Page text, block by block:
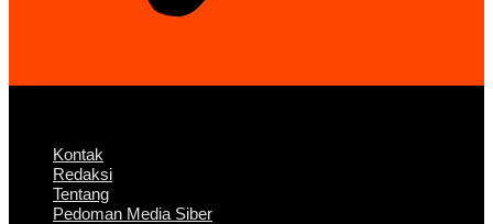
Kontak
Redaksi
Tentang
Pedoman Media Siber